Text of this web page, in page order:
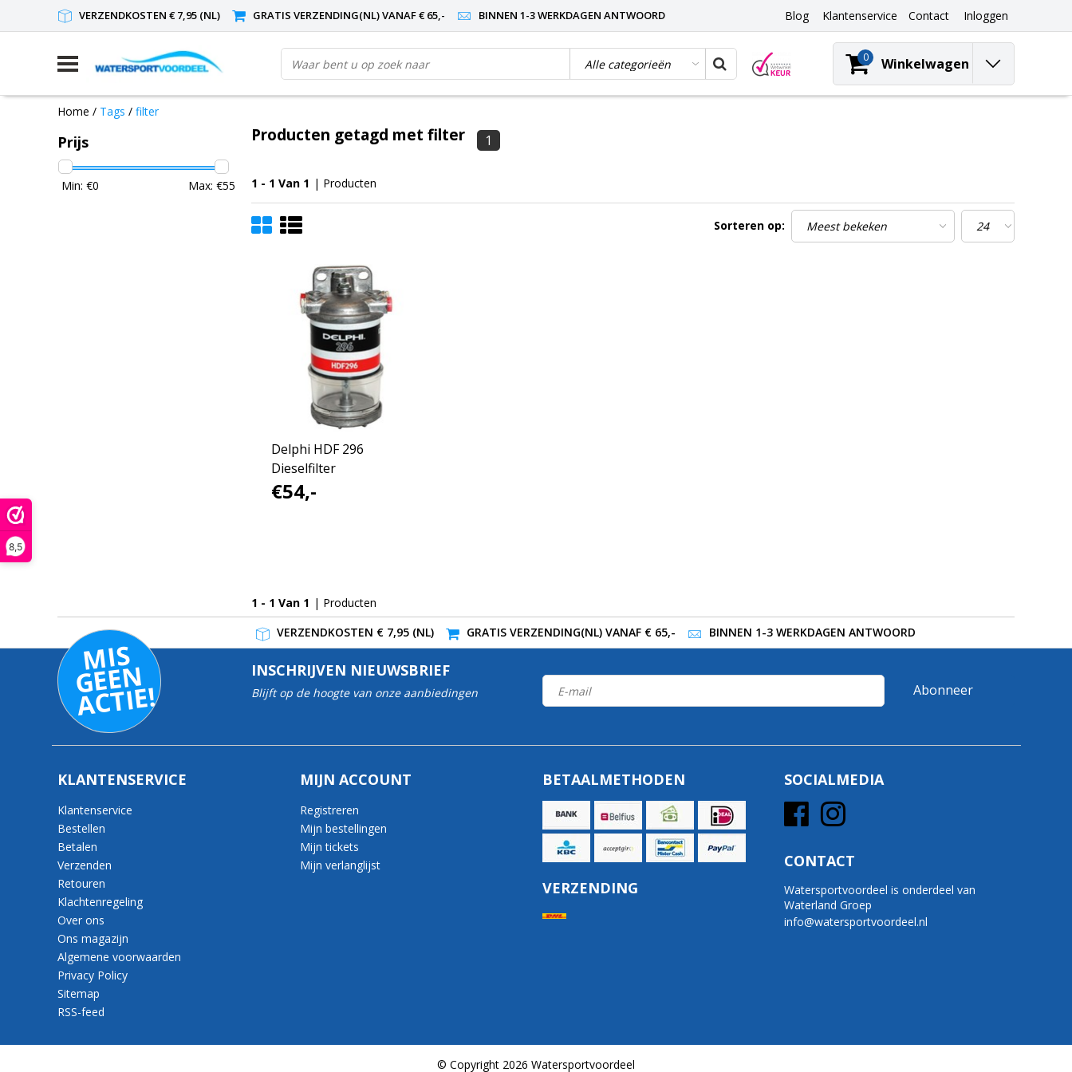
8,5
VERZENDKOSTEN € 7,95 (NL) GRATIS VERZENDING(NL) VANAF € 65,- BINNEN 1-3 WERKDAGEN ANTWOORD Blog Klantenservice Contact Inloggen
0 Winkelwagen
Home / Tags / filter
Prijs
Min: €0 Max: €55
Producten getagd met filter 1
1 - 1 Van 1 | Producten
Sorteren op:
Delphi HDF 296
Dieselfilter
€54,-
1 - 1 Van 1 | Producten
VERZENDKOSTEN € 7,95 (NL)
GRATIS VERZENDING(NL) VANAF € 65,- BINNEN 1-3 WERKDAGEN ANTWOORD
MI
S
G
E
E
N
A
C
TI
E!
INSCHRIJVEN NIEUWSBRIEF
Blijft op de hoogte van onze aanbiedingen Abonneer
KLANTENSERVICE
Klantenservice
Bestellen
Betalen
Verzenden
Retouren
Klachtenregeling
Over ons
Ons magazijn
Algemene voorwaarden
Privacy Policy
Sitemap
RSS-feed
MIJN ACCOUNT
Registreren
Mijn bestellingen
Mijn tickets
Mijn verlanglijst
BETAALMETHODEN
VERZENDING
SOCIALMEDIA
CONTACT
Watersportvoordeel is onderdeel van
Waterland Groep
info@watersportvoordeel.nl
© Copyright 2026 Watersportvoordeel